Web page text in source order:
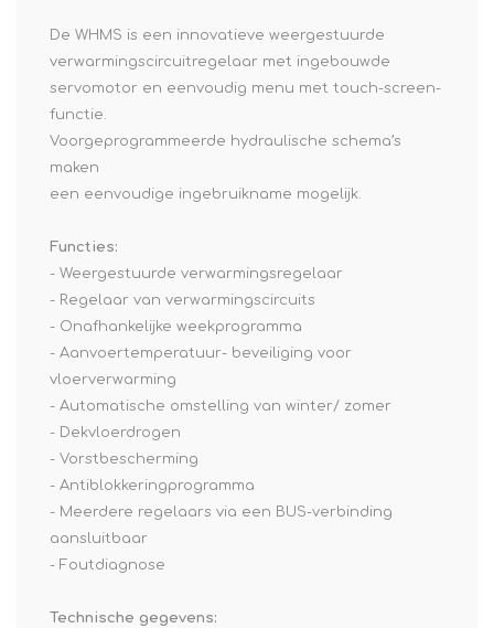
De WHMS is een innovatieve weergestuurde
verwarmingscircuitregelaar met ingebouwde
servomotor en eenvoudig menu met touch-screen-
functie.
Voorgeprogrammeerde hydraulische schema’s
maken
een eenvoudige ingebruikname mogelijk.
Functies:
- Weergestuurde verwarmingsregelaar
- Regelaar van verwarmingscircuits
- Onafhankelijke weekprogramma
- Aanvoertemperatuur- beveiliging voor
vloerverwarming
- Automatische omstelling van winter/ zomer
- Dekvloerdrogen
- Vorstbescherming
- Antiblokkeringprogramma
- Meerdere regelaars via een BUS-verbinding
aansluitbaar
- Foutdiagnose
Technische gegevens: